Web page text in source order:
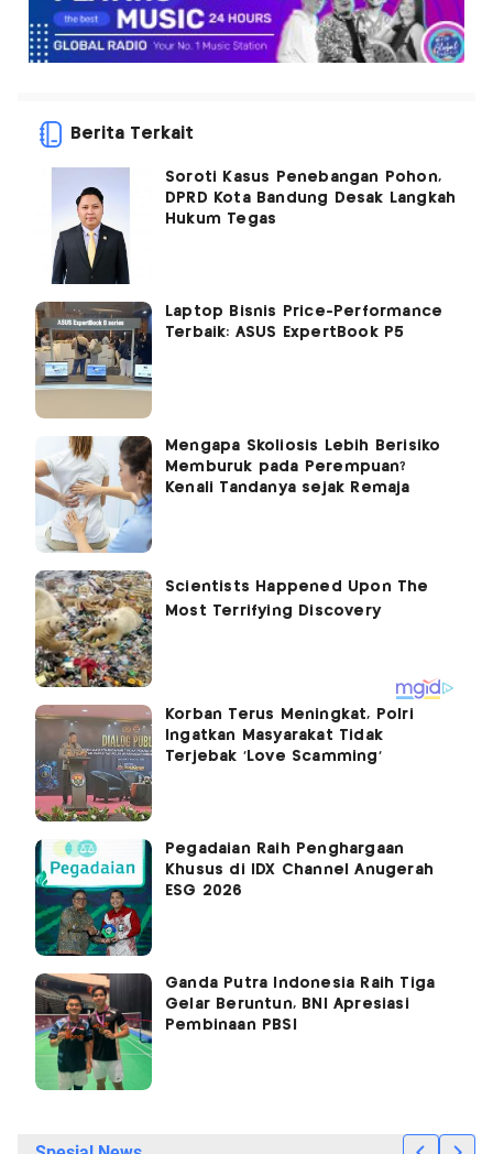
Berita Terkait
Soroti Kasus Penebangan Pohon,
DPRD Kota Bandung Desak Langkah
Hukum Tegas
Laptop Bisnis Price-Performance
Terbaik: ASUS ExpertBook P5
Mengapa Skoliosis Lebih Berisiko
Memburuk pada Perempuan?
Kenali Tandanya sejak Remaja
Korban Terus Meningkat, Polri
Ingatkan Masyarakat Tidak
Terjebak 'Love Scamming'
Pegadaian Raih Penghargaan
Khusus di IDX Channel Anugerah
ESG 2026
Ganda Putra Indonesia Raih Tiga
Gelar Beruntun, BNI Apresiasi
Pembinaan PBSI